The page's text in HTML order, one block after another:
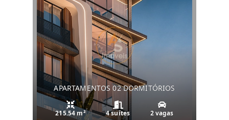
APARTAMENTOS 02 DORMITÓRIOS
215.54 m² 4 suítes 2 vagas